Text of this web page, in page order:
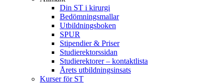
Din ST i kirurgi
Bedömningsmallar
Utbildningsboken
SPUR
Stipendier & Priser
Studierektorssidan
Studierektorer – kontaktlista
Årets utbildningsinsats
Kurser för ST